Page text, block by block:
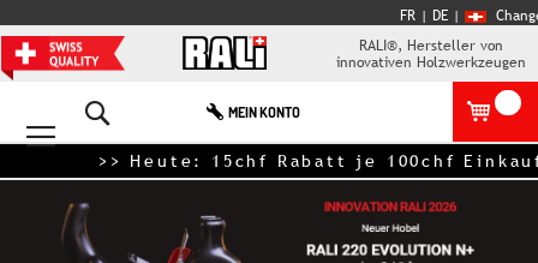
FR | DE |
RALI®, Hersteller von
innovativen Holzwerkzeugen
MEIN KONTO
>> Heute: 15chf Rabatt je 100chf